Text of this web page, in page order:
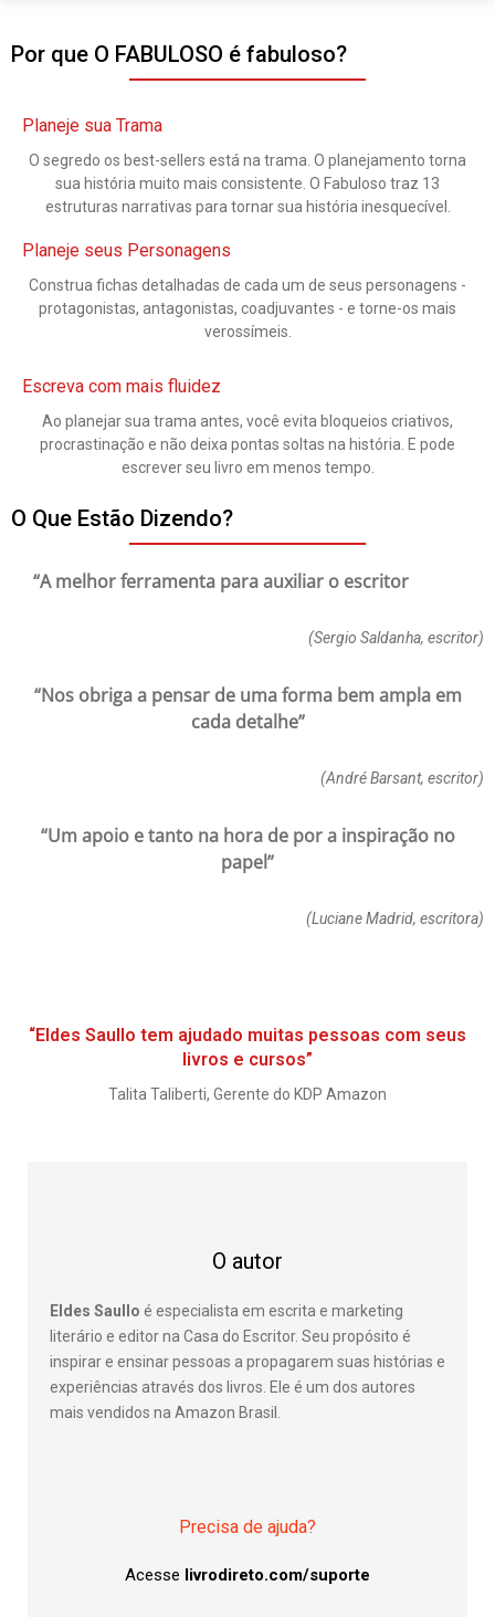
Por que O FABULOSO é fabuloso?
Planeje sua Trama
O segredo os best-sellers está na trama. O planejamento torna
sua história muito mais consistente. O Fabuloso traz 13
estruturas narrativas para tornar sua história inesquecível.
Planeje seus Personagens
Construa fichas detalhadas de cada um de seus personagens -
protagonistas, antagonistas, coadjuvantes - e torne-os mais
verossímeis.
Escreva com mais fluidez
Ao planejar sua trama antes, você evita bloqueios criativos,
procrastinação e não deixa pontas soltas na história. E pode
escrever seu livro em menos tempo.
O Que Estão Dizendo?
“A melhor ferramenta para auxiliar o escritor
(Sergio Saldanha, escritor)
“Nos obriga a pensar de uma forma bem ampla em
cada detalhe”
(André Barsant, escritor)
“Um apoio e tanto na hora de por a inspiração no
papel”
(Luciane Madrid, escritora)
“Eldes Saullo tem ajudado muitas pessoas com seus
livros e cursos”
Talita Taliberti, Gerente do KDP Amazon
O autor
Eldes Saullo é especialista em escrita e marketing
literário e editor na Casa do Escritor. Seu propósito é
inspirar e ensinar pessoas a propagarem suas histórias e
experiências através dos livros. Ele é um dos autores
mais vendidos na Amazon Brasil.
Precisa de ajuda?
Acesse livrodireto.com/suporte